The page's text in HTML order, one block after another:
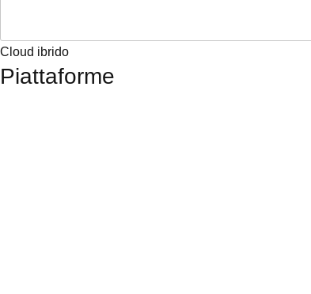
Cloud ibrido
Piattaforme